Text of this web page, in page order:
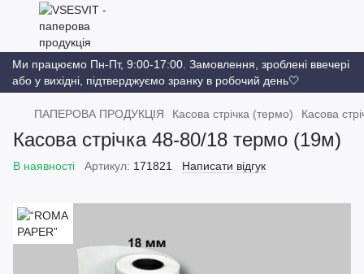
Ми працюємо Пн-Пт, 9:00-17:00. Замовлення, зроблені ввечері
або у вихідні, підтверджуємо зранку в робочий день🤍
ПАПЕРОВА ПРОДУКЦІЯ Касова стрічка (термо) Касова
Касова стрічка 48-80/18 термо (19м)
В наявності Артикул: 171821 Написати відгук